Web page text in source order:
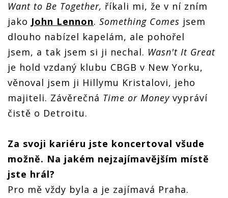
Want to Be Together, říkali mi, že v ní zním
jako John Lennon. Something Comes jsem
dlouho nabízel kapelám, ale pohořel
jsem, a tak jsem si ji nechal. Wasn't It Great
je hold vzdaný klubu CBGB v New Yorku,
věnoval jsem ji Hillymu Kristalovi, jeho
majiteli. Závěrečná Time or Money vypráví
čistě o Detroitu.
Za svoji kariéru jste koncertoval všude
možně. Na jakém nejzajímavějším místě
jste hrál?
Pro mě vždy byla a je zajímavá Praha.